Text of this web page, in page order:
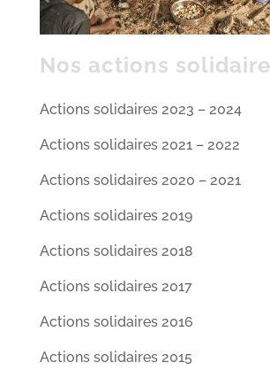
Nos actions
Actions solidaires 2023 – 2024
Actions solidaires 2021 – 2022
Actions solidaires 2020 – 2021
Actions solidaires 2019
Actions solidaires 2018
Actions solidaires 2017
Actions solidaires 2016
Actions solidaires 2015